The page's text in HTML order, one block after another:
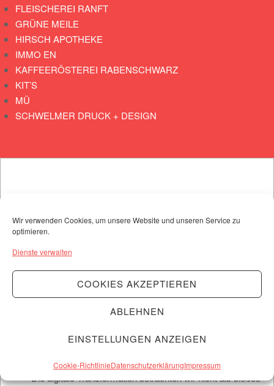
Wir verwenden Cookies, um unsere Website und unseren Service zu
optimieren.
Dienste verwalten
COOKIES AKZEPTIEREN
ABLEHNEN
EINSTELLUNGEN ANZEIGEN
Cookie-RichtlinieDatenschutzerklärungImpressum
FLEISCHEREI RANFT
GRÜNE MEILE
HIRSCH APOTHEKE
IMMO EN
KAFFEERÖSTEREI RABENSCHWARZ
KIT’S
MÜ
SCHWELMER DRUCK + DESIGN
AGVALIO
AGVALIO ist eine inhabergeführte unabhängige
Management- und Technologieberatung für digitale
Kunden zu schaffen.
Die digitale Transformation betrachten wir nicht als bloßes